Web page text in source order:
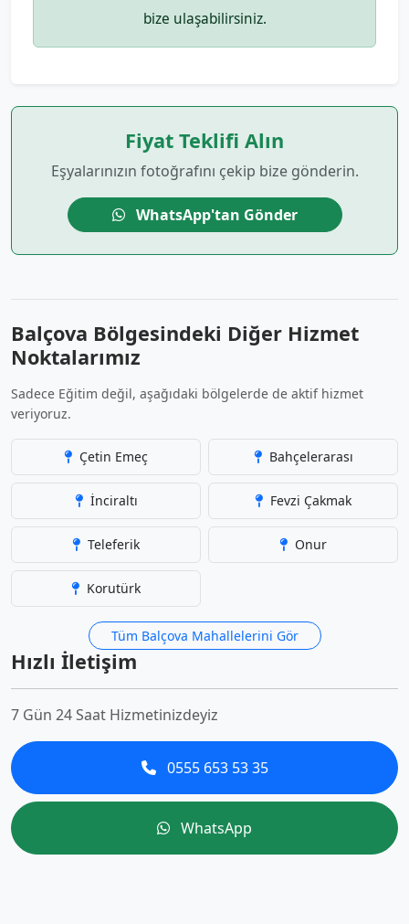
bize ulaşabilirsiniz.
Fiyat Teklifi Alın
Eşyalarınızın fotoğrafını çekip bize gönderin.
WhatsApp'tan Gönder
Balçova Bölgesindeki Diğer Hizmet
Noktalarımız
Sadece Eğitim değil, aşağıdaki bölgelerde de aktif hizmet
veriyoruz.
Çetin Emeç Bahçelerarası
İnciraltı Fevzi Çakmak
Teleferik Onur
Korutürk
Tüm Balçova Mahallelerini Gör
Hızlı İletişim
7 Gün 24 Saat Hizmetinizdeyiz
0555 653 53 35
WhatsApp